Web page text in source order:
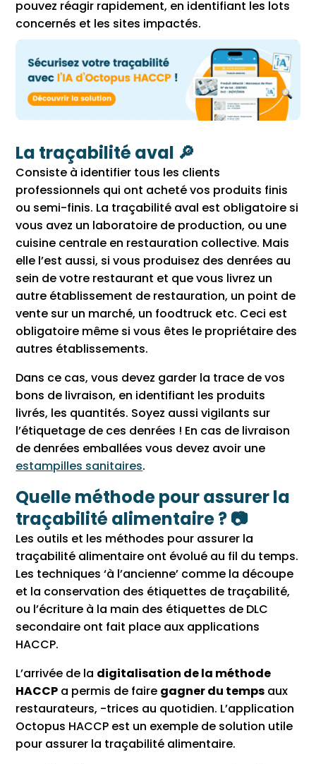
pouvez réagir rapidement, en identifiant les lots
concernés et les sites impactés.
La traçabilité aval 🔎
Consiste à identifier tous les clients
professionnels qui ont acheté vos produits finis
ou semi-finis. La traçabilité aval est obligatoire si
vous avez un laboratoire de production, ou une
cuisine centrale en restauration collective. Mais
elle l’est aussi, si vous produisez des denrées au
sein de votre restaurant et que vous livrez un
autre établissement de restauration, un point de
vente sur un marché, un foodtruck etc. Ceci est
obligatoire même si vous êtes le propriétaire des
autres établissements.
Dans ce cas, vous devez garder la trace de vos
bons de livraison, en identifiant les produits
livrés, les quantités. Soyez aussi vigilants sur
l’étiquetage de ces denrées ! En cas de livraison
de denrées emballées vous devez avoir une
estampilles sanitaires.
Quelle méthode pour assurer la
traçabilité alimentaire ? 📷
Les outils et les méthodes pour assurer la
traçabilité alimentaire ont évolué au fil du temps.
Les techniques ‘à l’ancienne’ comme la découpe
et la conservation des étiquettes de traçabilité,
ou l’écriture à la main des étiquettes de DLC
secondaire ont fait place aux applications
HACCP.
L’arrivée de la digitalisation de la méthode
HACCP a permis de faire gagner du temps aux
restaurateurs, -trices au quotidien. L’application
Octopus HACCP est un exemple de solution utile
pour assurer la traçabilité alimentaire.